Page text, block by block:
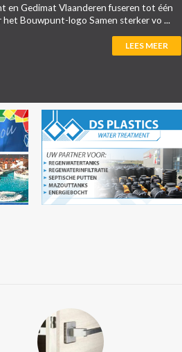
en Gedimat Vlaanderen fuseren tot één
Bouwpunt-logo Samen sterker vo ...
LEES MEER